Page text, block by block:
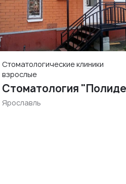
Стоматологические клиники
взрослые
Стоматология
Ярославль